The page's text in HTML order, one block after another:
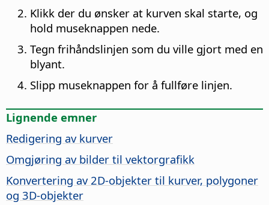
Klikk der du ønsker at kurven skal starte, og
hold museknappen nede.
Tegn frihåndslinjen som du ville gjort med en
blyant.
Slipp museknappen for å fullføre linjen.
Lignende emner
Redigering av kurver
Omgjøring av bilder til vektorgrafikk
Konvertering av 2D-objekter til kurver, polygoner
og 3D-objekter